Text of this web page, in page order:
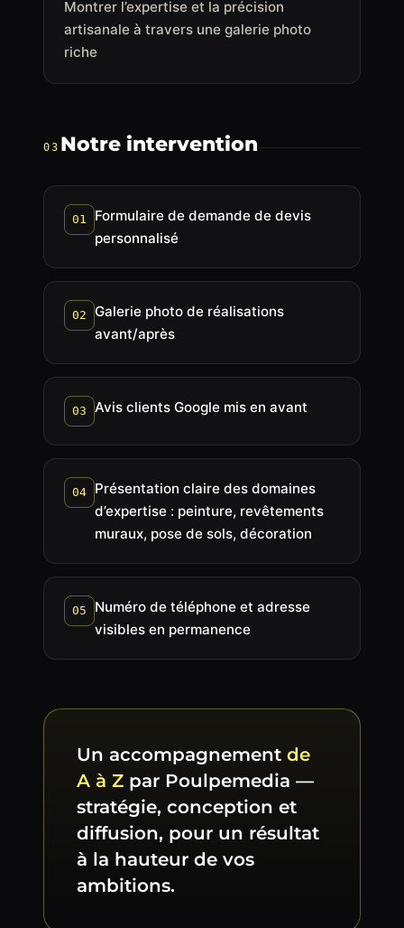
Montrer l’expertise et la précision
artisanale à travers une galerie photo
riche
03 Notre intervention
01
Formulaire de demande de devis
personnalisé
02
Galerie photo de réalisations
avant/après
03 Avis clients Google mis en avant
04
Présentation claire des domaines
d’expertise : peinture, revêtements
muraux, pose de sols, décoration
05
Numéro de téléphone et adresse
visibles en permanence
Un accompagnement de
A à Z par Poulpemedia —
stratégie, conception et
diffusion, pour un résultat
à la hauteur de vos
ambitions.